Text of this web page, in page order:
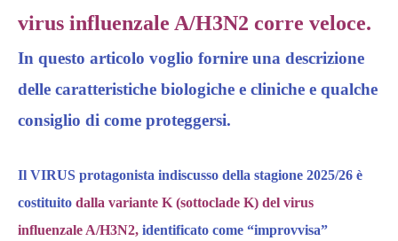
virus influenzale A/H3N2 corre veloce.
In questo articolo voglio fornire una descrizione
delle caratteristiche biologiche e cliniche e qualche
consiglio di come proteggersi.
Il VIRUS protagonista indiscusso della stagione 2025/26 è
costituito dalla variante K (sottoclade K) del virus
influenzale A/H3N2, identificato come “improvvisa”